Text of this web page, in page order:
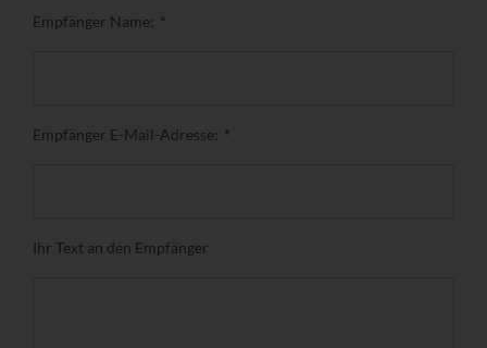
Empfänger Name:
Empfänger E-Mail-Adresse:
Ihr Text an den Empfänger